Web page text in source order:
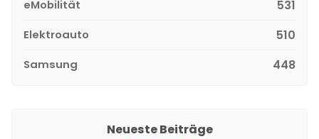
eMobilität 531
Elektroauto 510
Samsung 448
Neueste Beiträge